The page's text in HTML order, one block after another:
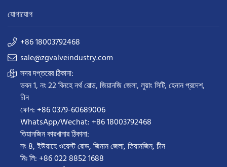
যোগাযোগ
+86 18003792468
sale@zgvalveindustry.com
সদর দপ্তরের ঠিকানা:
ভবন 1, নং 22 বিনহে নর্থ রোড, জিয়ানজি জেলা, লুয়াং সিটি, হেনান প্রদেশ,
চীন
ফোন: +86 0379-60689006
WhatsApp/Wechat: +86 18003792468
তিয়ানজিন কারখানার ঠিকানা:
নং 8, ইউয়াহে ওয়েস্ট রোড, জিনান জেলা, তিয়ানজিন, চীন
মিঃ লি: +86 022 8852 1688